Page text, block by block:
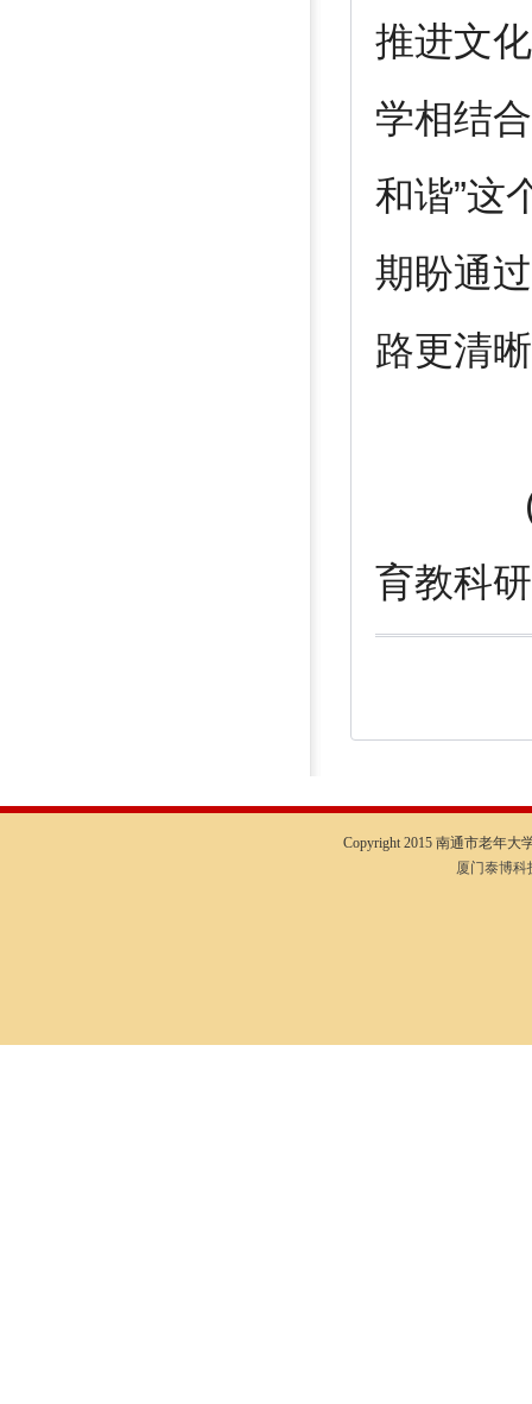
推进文
学相结
和谐”这
期盼通
路更清
( 网站
育教科
Copyright 2015 南通市老年大
厦门泰博